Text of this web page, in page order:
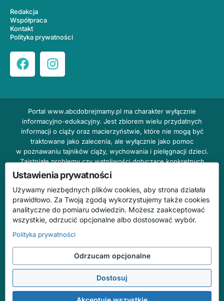
Redakcja
Współpraca
Kontakt
Polityka prywatności
Portal www.abcdobrejmamy.pl ma charakter wyłącznie
informacyjno-edukacyjny. Jest zbiorem wielu przydatnych
informacji o ciąży oraz macierzyństwie, które nie mogą być
traktowane jako zalecenia, ale wyłącznie jako pomoc
w poznawaniu tajników ciąży, wychowania i pielęgnacji dzieci.
Zaistniałe problemy czy wątpliwości dotyczące konkretnych
przypadków należy bezzwłocznie konsultować z prowadzącym
lekarzem ginekologiem lub innym stosownym specjalistą w danej
dziedzinie. DOBRY DOM nie odpowiada za treść reklam,
nie ponosi również żadnych konsekwencji prawnych ani
odpowiedzialności za następstwa mogące wyniknąć na skutek
zastosowania podanych informacji bez wcześniejszej konsultacji
Na stronie abcdobrejmamy.pl mogą występować wpisy
o charakterze reklamowym.
© 2026 ABC Dobrej Mamy. Wszelkie prawa zastrzeżone.
Ustawienia prywatności
Używamy niezbędnych plików cookies, aby strona działała
prawidłowo. Za Twoją zgodą wykorzystujemy także cookies
analityczne do pomiaru odwiedzin. Możesz zaakceptować
wszystkie, odrzucić opcjonalne albo dostosować wybór.
Polityka prywatności
Odrzucam opcjonalne
Dostosuj